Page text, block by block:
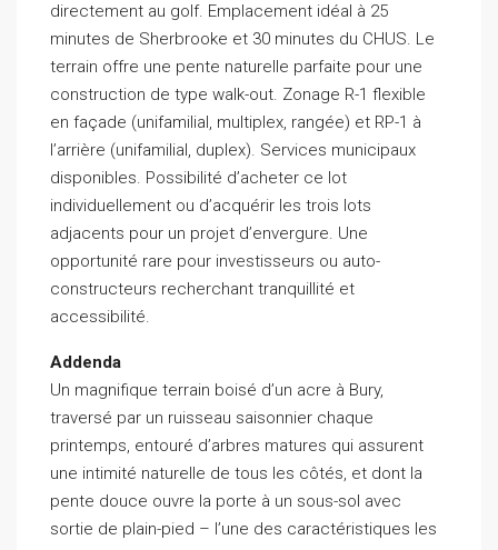
directement au golf. Emplacement idéal à 25
minutes de Sherbrooke et 30 minutes du CHUS. Le
terrain offre une pente naturelle parfaite pour une
construction de type walk-out. Zonage R-1 flexible
en façade (unifamilial, multiplex, rangée) et RP-1 à
l’arrière (unifamilial, duplex). Services municipaux
disponibles. Possibilité d’acheter ce lot
individuellement ou d’acquérir les trois lots
adjacents pour un projet d’envergure. Une
opportunité rare pour investisseurs ou auto-
constructeurs recherchant tranquillité et
accessibilité.
Addenda
Un magnifique terrain boisé d’un acre à Bury,
traversé par un ruisseau saisonnier chaque
printemps, entouré d’arbres matures qui assurent
une intimité naturelle de tous les côtés, et dont la
pente douce ouvre la porte à un sous-sol avec
sortie de plain-pied – l’une des caractéristiques les